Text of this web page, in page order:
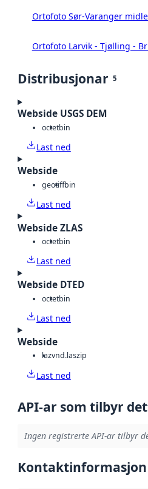
Ortofoto Sør-Varanger
Ortofoto Larvik - Tjølling -
Distribusjonar 5
Webside USGS DEM
octetbin
Last ned
Webside
geotiffbin
Last ned
Webside ZLAS
octetbin
Last ned
Webside DTED
octetbin
Last ned
Webside
lazvnd.laszip
Last ned
API-ar som tilbyr
Ingen registrerte API-ar tilbyr
Kontaktinformasjon